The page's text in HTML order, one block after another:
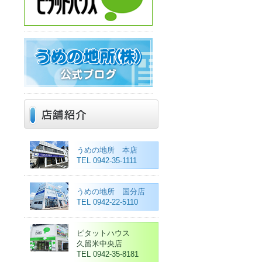
うめの地所 本店
TEL 0942-35-1111
うめの地所 国分店
TEL 0942-22-5110
ピタットハウス
久留米中央店
TEL 0942-35-8181